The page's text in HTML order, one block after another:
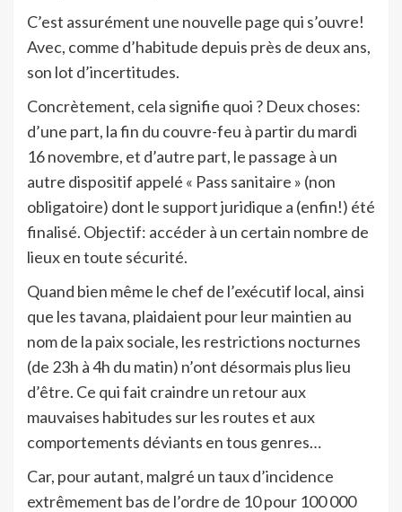
C’est assurément une nouvelle page qui s’ouvre!
Avec, comme d’habitude depuis près de deux ans,
son lot d’incertitudes.
Concrètement, cela signifie quoi ? Deux choses:
d’une part, la fin du couvre-feu à partir du mardi
16 novembre, et d’autre part, le passage à un
autre dispositif appelé « Pass sanitaire » (non
obligatoire) dont le support juridique a (enfin!) été
finalisé. Objectif: accéder à un certain nombre de
lieux en toute sécurité.
Quand bien même le chef de l’exécutif local, ainsi
que les tavana, plaidaient pour leur maintien au
nom de la paix sociale, les restrictions nocturnes
(de 23h à 4h du matin) n’ont désormais plus lieu
d’être. Ce qui fait craindre un retour aux
mauvaises habitudes sur les routes et aux
comportements déviants en tous genres…
Car, pour autant, malgré un taux d’incidence
extrêmement bas de l’ordre de 10 pour 100 000